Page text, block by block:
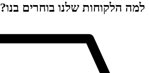
למה הלקוחות שלנו בוחרים בנו?